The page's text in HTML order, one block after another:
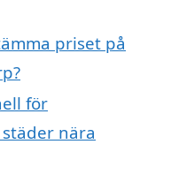
priset på
för
nära